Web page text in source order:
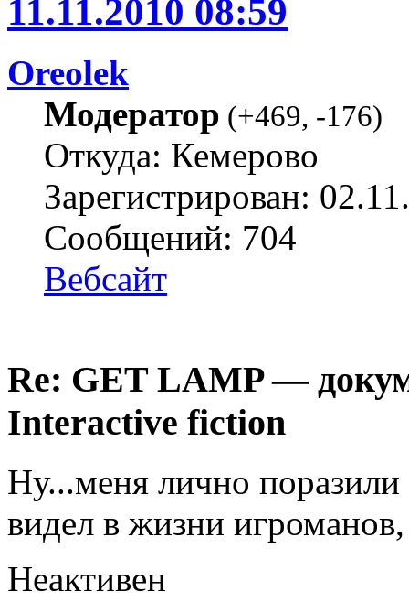
11.11.2010 08:59
Oreolek
Модератор (+469, -176)
Откуда: Кемерово
Зарегистрирован:
Сообщений: 704
Вебсайт
Re: GET LAMP —
Interactive fiction
Ну...меня лично
видел в жизни
Неактивен